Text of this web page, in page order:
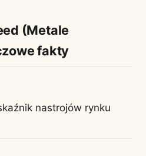
(Metale
fakty
nastrojów rynku